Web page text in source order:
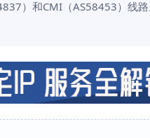
）和CMI（AS58453）线